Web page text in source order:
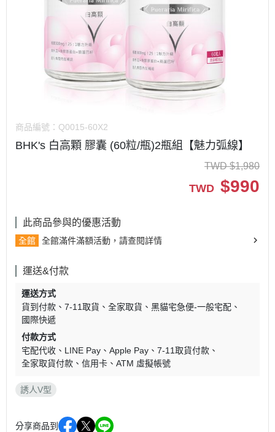
商品編號： Q0015-60X2
BHK's 白高顆 膠囊 (60粒/瓶)2瓶組【魅力弧線】
TWD $1,980
TWD $990
此商品參與的優惠活動
全館 全館滿件滿額活動，請查閱詳情
運送&付款
運送方式
貨到付款
7-11取貨 全家取貨
黑貓宅急便-一般宅配
國際快遞
付款方式
宅配代收
LINE Pay Apple Pay
7-11取貨付款
全家取貨付款
信用卡 ATM 虛擬帳號
誘人V型
分享商品到